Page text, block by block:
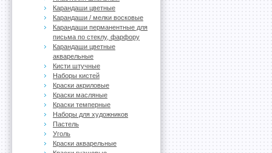
Карандаши цветные
Карандаши / мелки восковые
Карандаши перманентные для
письма по стеклу, фарфору
Карандаши цветные
акварельные
Кисти штучные
Наборы кистей
Краски акриловые
Краски масляные
Краски темперные
Наборы для художников
Пастель
Уголь
Краски акварельные